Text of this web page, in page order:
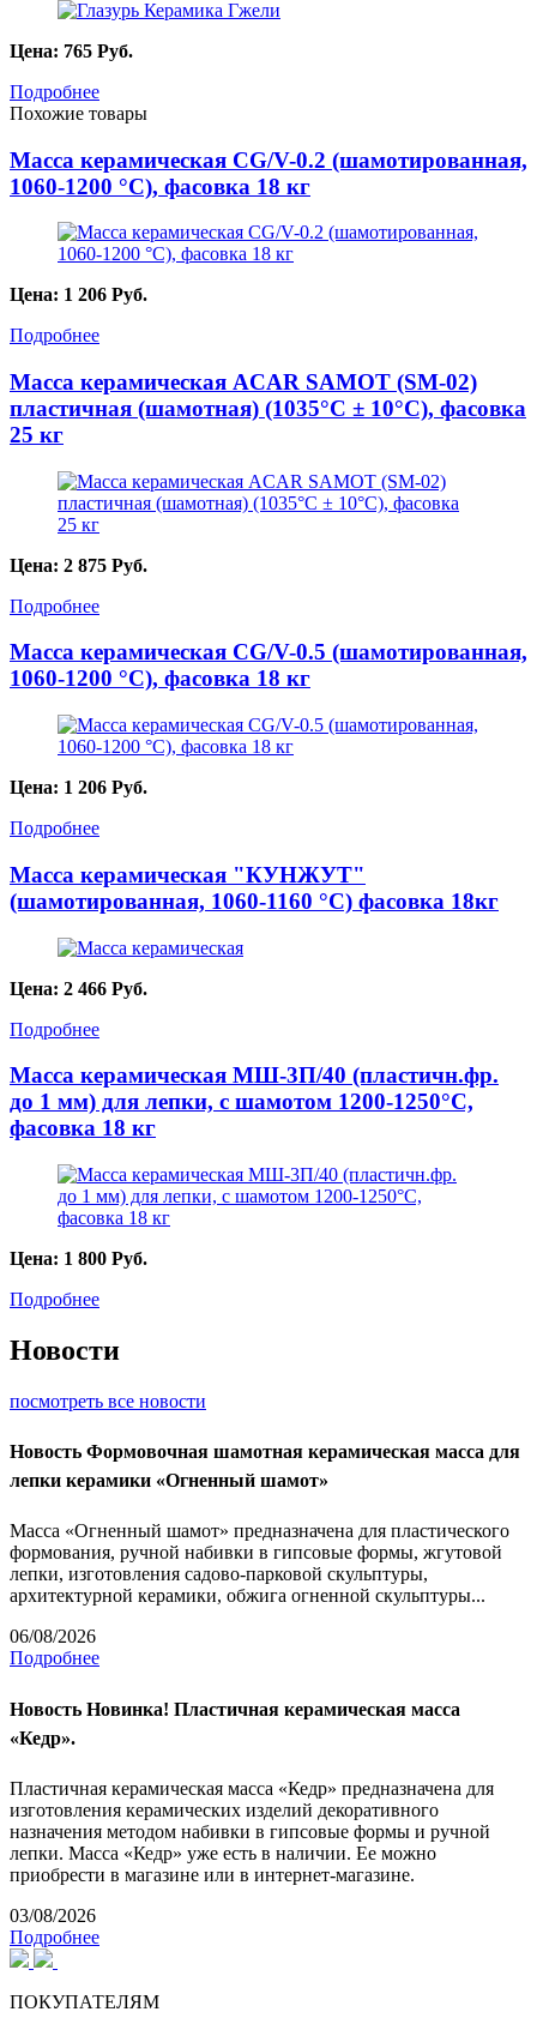
Цена: 765 Руб.
Подробнее
Похожие товары
Масса керамическая CG/V-0.2 (шамотированная,
1060-1200 °С), фасовка 18 кг
Цена: 1 206 Руб.
Подробнее
Масса керамическая ACAR SAMOT (SM-02)
пластичная (шамотная) (1035°С ± 10°С), фасовка
25 кг
Цена: 2 875 Руб.
Подробнее
Масса керамическая CG/V-0.5 (шамотированная,
1060-1200 °С), фасовка 18 кг
Цена: 1 206 Руб.
Подробнее
Масса керамическая "КУНЖУТ"
(шамотированная, 1060-1160 °C) фасовка 18кг
Цена: 2 466 Руб.
Подробнее
Масса керамическая МШ-3П/40 (пластичн.фр.
до 1 мм) для лепки, с шамотом 1200-1250°С,
фасовка 18 кг
Цена: 1 800 Руб.
Подробнее
Новости
посмотреть все новости
Новость Формовочная шамотная керамическая масса для
лепки керамики «Огненный шамот»
Масса «Огненный шамот» предназначена для пластического
формования, ручной набивки в гипсовые формы, жгутовой
лепки, изготовления садово-парковой скульптуры,
архитектурной керамики, обжига огненной скульптуры...
06/08/2026
Подробнее
Новость Новинка! Пластичная керамическая масса
«Кедр».
Пластичная керамическая масса «Кедр» предназначена для
изготовления керамических изделий декоративного
назначения методом набивки в гипсовые формы и ручной
лепки. Масса «Кедр» уже есть в наличии. Ее можно
приобрести в магазине или в интернет-магазине.
03/08/2026
Подробнее
ПОКУПАТЕЛЯМ